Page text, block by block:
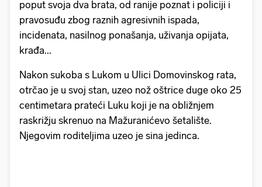
poput svoja dva brata, od ranije poznat i policiji i
pravosuđu zbog raznih agresivnih ispada,
incidenata, nasilnog ponašanja, uživanja opijata,
krađa...
Nakon sukoba s Lukom u Ulici Domovinskog rata,
otrčao je u svoj stan, uzeo nož oštrice duge oko 25
centimetara prateći Luku koji je na obližnjem
raskrižju skrenuo na Mažuranićevo šetalište.
Njegovim roditeljima uzeo je sina jedinca.